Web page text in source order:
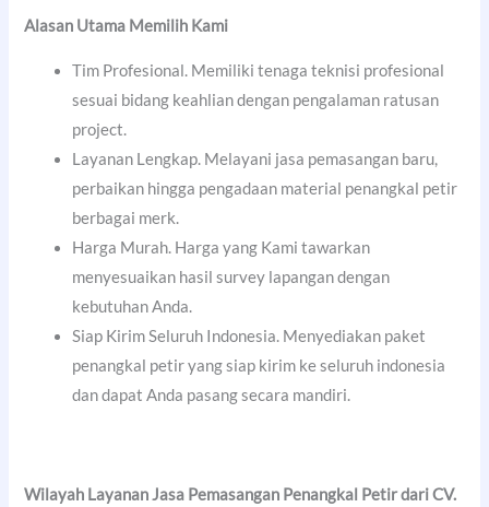
Alasan Utama Memilih Kami
Tim Profesional. Memiliki tenaga teknisi profesional
sesuai bidang keahlian dengan pengalaman ratusan
project.
Layanan Lengkap. Melayani jasa pemasangan baru,
perbaikan hingga pengadaan material penangkal petir
berbagai merk.
Harga Murah. Harga yang Kami tawarkan
menyesuaikan hasil survey lapangan dengan
kebutuhan Anda.
Siap Kirim Seluruh Indonesia. Menyediakan paket
penangkal petir yang siap kirim ke seluruh indonesia
dan dapat Anda pasang secara mandiri.
Wilayah Layanan Jasa Pemasangan Penangkal Petir dari CV.